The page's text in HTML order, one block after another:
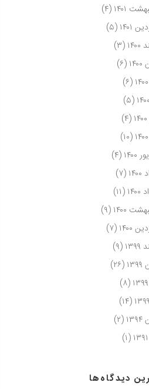
۱۴۰۱
(۴)
۱۴۰۱
(۵)
(۳)
(۶)
(۶)
(۵)
(۴)
(۱۰)
(۴)
(۷)
(۱۱)
۱۴۰۰
(۹)
۱۴۰۰
(۷)
(۹)
(۲۶)
(۸)
(۱۴)
(۲)
(۱)
دیدگاه‌ها